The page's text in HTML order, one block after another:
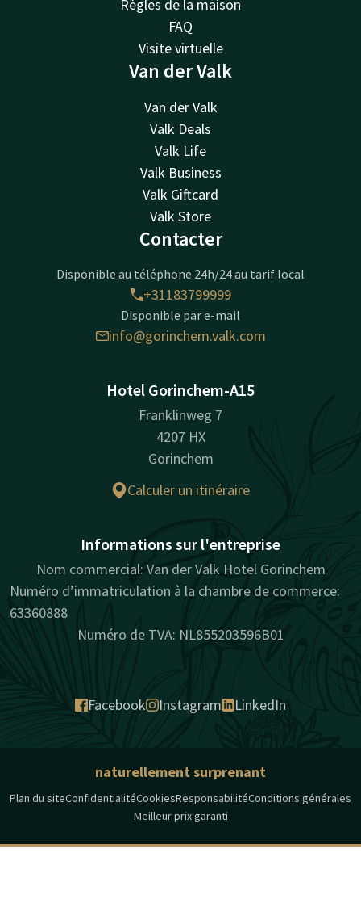
Règles de la maison
FAQ
Visite virtuelle
Van der Valk
Van der Valk
Valk Deals
Valk Life
Valk Business
Valk Giftcard
Valk Store
Contacter
Disponible au téléphone 24h/24 au tarif local
+31183799999
Disponible par e-mail
info@gorinchem.valk.com
Hotel Gorinchem-A15
Franklinweg 7
4207 HX
Gorinchem
Calculer un itinéraire
Informations sur l'entreprise
Nom commercial: Van der Valk Hotel Gorinchem
Numéro d’immatriculation à la chambre de commerce:
63360888
Numéro de TVA: NL855203596B01
Facebook Instagram LinkedIn
naturellement surprenant
Plan du siteConfidentialitéCookiesResponsabilitéConditions générales
Meilleur prix garanti